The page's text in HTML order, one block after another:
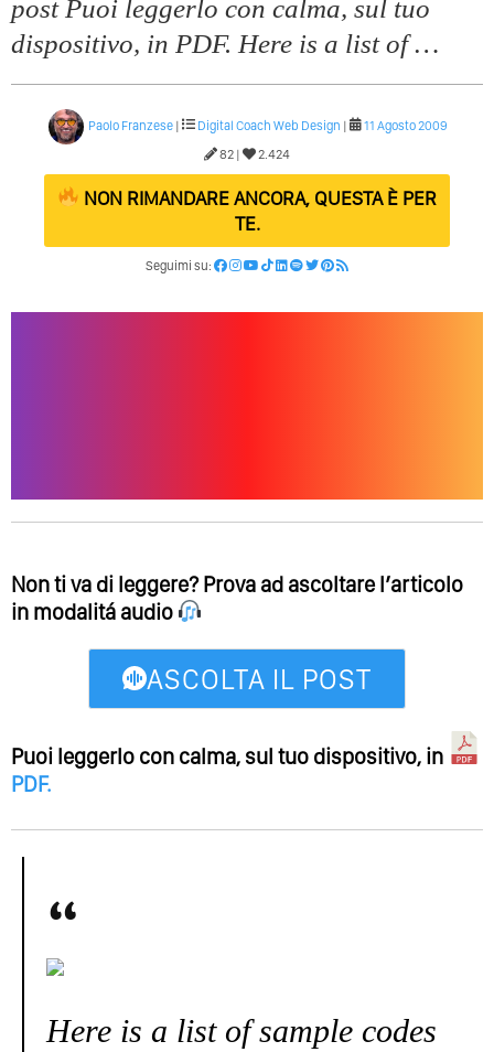
Quali Sono Gli Errori Della Comunicazione Politica? Il
Caso Delle Braccia Incrociate
Come Promuoversi Nel Wedding? Il Mio Intervento Per
post Puoi leggerlo con calma, sul tuo
dispositivo, in PDF. Here is a list of …
Paolo Franzese | Digital Coach Web Design |
11 Agosto 2009
82 |
2.424
NON RIMANDARE ANCORA, QUESTA È PER
TE.
Seguimi su:
Non ti va di leggere? Prova ad ascoltare l’articolo
in modalitá audio
ASCOLTA IL POST
Puoi leggerlo con calma, sul tuo dispositivo, in
PDF.
Here is a list of sample codes